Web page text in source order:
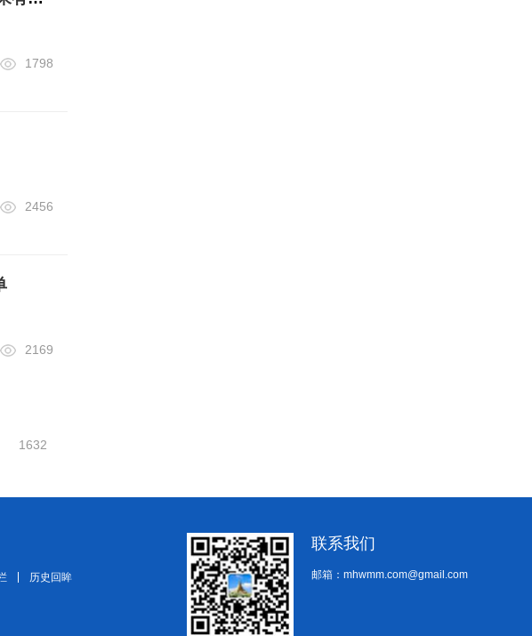
1798
2456
2169
1632
历史回眸
联系我们
邮箱：mhwmm.com@gmail.com